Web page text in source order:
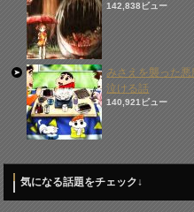
142,838ビュー
みさえを襲った
泣ける話
140,921ビュー
気になる話題をチェック↓